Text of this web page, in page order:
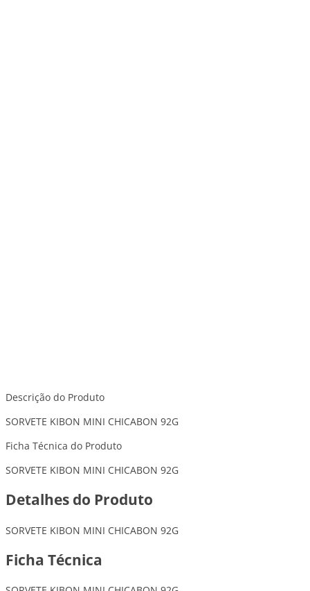
Descrição do Produto
SORVETE KIBON MINI CHICABON 92G
Ficha Técnica do Produto
SORVETE KIBON MINI CHICABON 92G
Detalhes do Produto
SORVETE KIBON MINI CHICABON 92G
Ficha Técnica